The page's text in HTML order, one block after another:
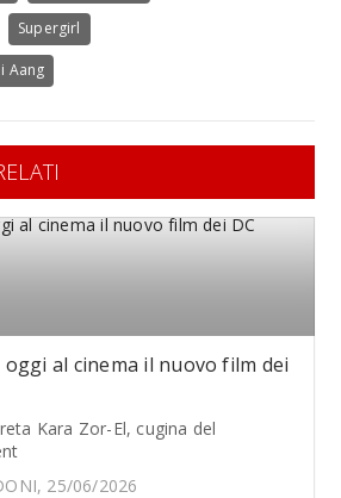
Supergirl
Aang
al cinema il nuovo film dei
Kara Zor-El, cugina del
25/06/2026